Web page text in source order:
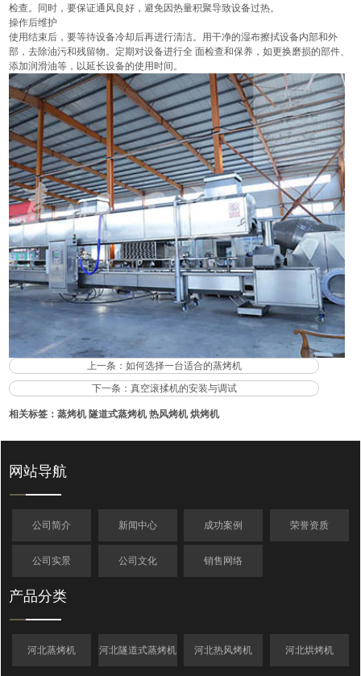
检查。同时，要保证通风良好，避免因热量积聚导致设备过热。
操作后维护
使用结束后，要等待设备冷却后再进行清洁。用干净的湿布擦拭设备内部和外
部，去除油污和残留物。定期对设备进行全 面检查和保养，如更换磨损的部件、
添加润滑油等，以延长设备的使用时间。
上一条： 如何选择一台适合的蒸烤机
下一条： 真空滚揉机的安装与调试
相关标签： 蒸烤机 隧道式蒸烤机 热风烤机 烘烤机
网站导航
公司简介 新闻中心 成功案例 荣誉资质
公司实景 公司文化 销售网络
产品分类
河北蒸烤机 河北隧道式蒸烤机 河北热风烤机 河北烘烤机